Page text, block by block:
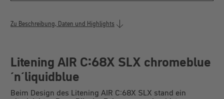
Zu Beschreibung, Daten und Highlights
Litening AIR C:68X SLX chromeblue
´n´liquidblue
Beim Design des Litening AIR C:68X SLX stand ein